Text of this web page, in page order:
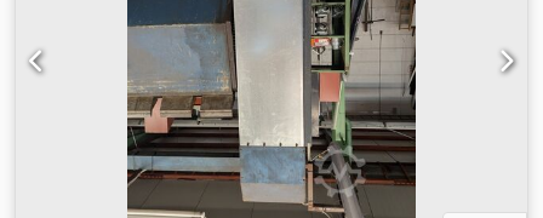
kg - Konstrukcija: zavareni čelični okvir - Stol: zakretni -
Donji stol: podesiv po visini (3 pozicije) ==== Hidraulički
cilindar - Hod klipa: 150 mm - Promjer klipnjače: Ø 80 mm -
Promjer cilindra: Ø 100 mm - Maksimalni radni tlak: 250
bar ==== Hidraulika i pogon - Pogon: ručno putem ručice i
ručne pumpe - Fino doziranje: 0–1,5 T preko križnog kotača
- Ručna pumpa: 0,5 l - Pokazivač tlaka: manometar ====
Upravljanje - Rukovanje: ručno preko ručice i križnog